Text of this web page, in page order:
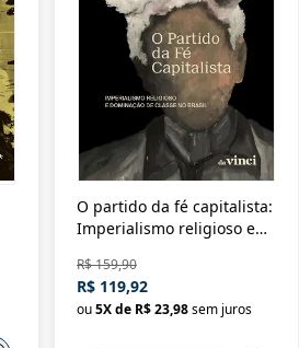
O partido da fé capitalista:
Imperialismo religioso e
Brasil
R$ 159,90
R$ 119,92
ou5X de R$ 23,98sem juros